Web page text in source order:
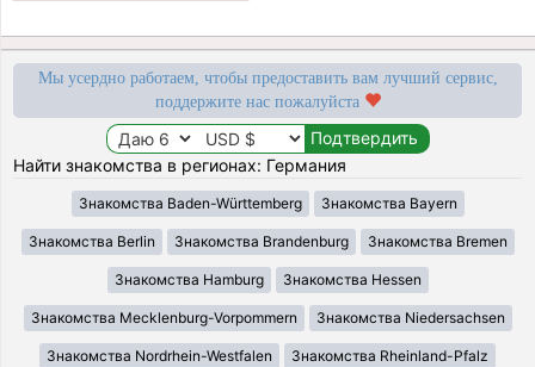
Мы усердно работаем, чтобы предоставить вам лучший сервис,
поддержите нас пожалуйста
Найти знакомства в регионах: Германия
Знакомства Baden-Württemberg Знакомства Bayern
Знакомства Berlin Знакомства Brandenburg Знакомства Bremen
Знакомства Hamburg Знакомства Hessen
Знакомства Mecklenburg-Vorpommern Знакомства Niedersachsen
Знакомства Nordrhein-Westfalen Знакомства Rheinland-Pfalz